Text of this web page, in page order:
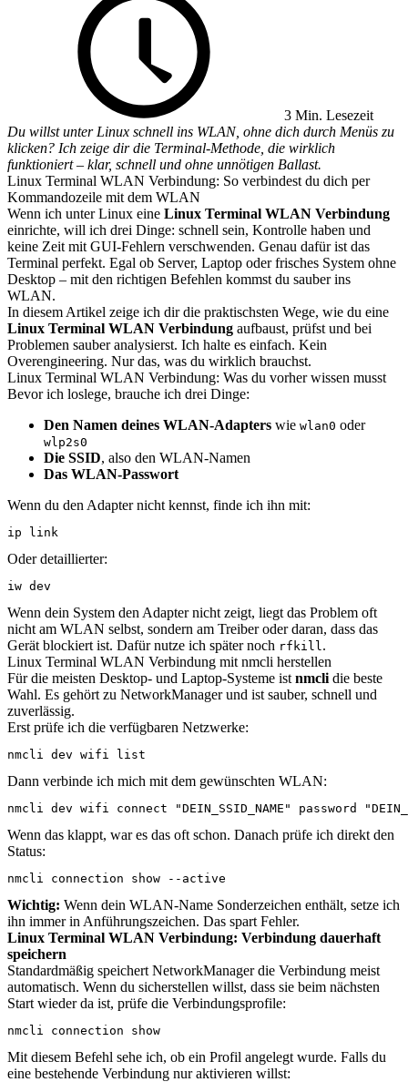
3 Min. Lesezeit
Du willst unter Linux schnell ins WLAN, ohne dich durch Menüs zu
klicken? Ich zeige dir die Terminal-Methode, die wirklich
funktioniert – klar, schnell und ohne unnötigen Ballast.
Linux Terminal WLAN Verbindung: So verbindest du dich per
Kommandozeile mit dem WLAN
Wenn ich unter Linux eine Linux Terminal WLAN Verbindung
einrichte, will ich drei Dinge: schnell sein, Kontrolle haben und
keine Zeit mit GUI-Fehlern verschwenden. Genau dafür ist das
Terminal perfekt. Egal ob Server, Laptop oder frisches System ohne
Desktop – mit den richtigen Befehlen kommst du sauber ins
WLAN.
In diesem Artikel zeige ich dir die praktischsten Wege, wie du eine
Linux Terminal WLAN Verbindung aufbaust, prüfst und bei
Problemen sauber analysierst. Ich halte es einfach. Kein
Overengineering. Nur das, was du wirklich brauchst.
Linux Terminal WLAN Verbindung: Was du vorher wissen musst
Bevor ich loslege, brauche ich drei Dinge:
Den Namen deines WLAN-Adapters wie wlan0 oder
wlp2s0
Die SSID, also den WLAN-Namen
Das WLAN-Passwort
Wenn du den Adapter nicht kennst, finde ich ihn mit:
ip link
Oder detaillierter:
iw dev
Wenn dein System den Adapter nicht zeigt, liegt das Problem oft
nicht am WLAN selbst, sondern am Treiber oder daran, dass das
Gerät blockiert ist. Dafür nutze ich später noch rfkill.
Linux Terminal WLAN Verbindung mit nmcli herstellen
Für die meisten Desktop- und Laptop-Systeme ist nmcli die beste
Wahl. Es gehört zu NetworkManager und ist sauber, schnell und
zuverlässig.
Erst prüfe ich die verfügbaren Netzwerke:
nmcli dev wifi list
Dann verbinde ich mich mit dem gewünschten WLAN:
nmcli dev wifi connect "DEIN_SSID_NAME" password
Wenn das klappt, war es das oft schon. Danach prüfe ich direkt den
Status:
nmcli connection show --active
Wichtig: Wenn dein WLAN-Name Sonderzeichen enthält, setze ich
ihn immer in Anführungszeichen. Das spart Fehler.
Linux Terminal WLAN Verbindung: Verbindung dauerhaft
speichern
Standardmäßig speichert NetworkManager die Verbindung meist
automatisch. Wenn du sicherstellen willst, dass sie beim nächsten
Start wieder da ist, prüfe die Verbindungsprofile:
nmcli connection show
Mit diesem Befehl sehe ich, ob ein Profil angelegt wurde. Falls du
eine bestehende Verbindung nur aktivieren willst: